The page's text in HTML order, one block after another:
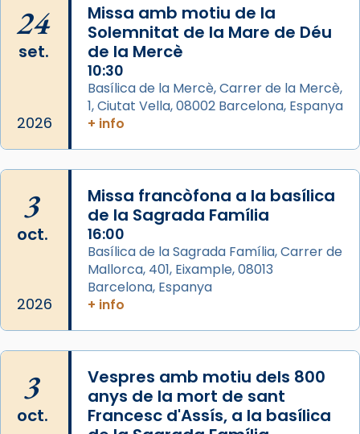
📸 Dr. G. Simón
Photo
View on Facebook ·
Arquebisbat de Barcelona
Memòria de les santes Juliana i
Semproniana, verges i màrtirs.
Acompanyant la història de sant Cugat, a
partir de l’Edat Mitjana sorgeix la tradició
que les santes Juliana (“relatiu a Júlia”) i
Semproniana (“relatiu a Semprònia =
eterna”) són deixebles seves. I l’any 1667, el
frare Joan Gaspar Roig, afirma en una obra
que les santes són filles de l’antiga Iluro.
Mataró en reivindicarà les relíquies fins que
les aconseguirà el 1772. L’ofici que es canta
a la “Missa de les Santes” (“Missa de
Glòria”) fou composta el 1848 per Mn.
24
set.
2026
Missa amb motiu de la
Solemnitat de la Mare de Déu
de la Mercè
10:30
Basílica de la Mercè, Carrer de la Mercè,
1, Ciutat Vella, 08002 Barcelona, Espanya
+ info
3
oct.
2026
Missa francòfona a la basílica
de la Sagrada Família
16:00
Basílica de la Sagrada Família, Carrer de
Mallorca, 401, Eixample, 08013
Barcelona, Espanya
+ info
3
oct.
Vespres amb motiu dels 800
anys de la mort de sant
Francesc d'Assís, a la basílica